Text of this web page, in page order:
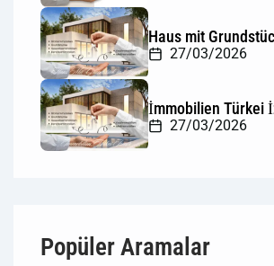
Haus mit
27/03/2026
İmmobilien Türkei
27/03/2026
Popüler Aramalar